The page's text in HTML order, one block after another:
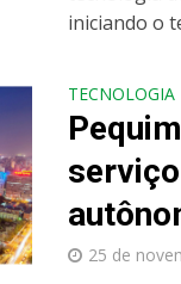
iniciando o
TECNOLOGIA
25 de